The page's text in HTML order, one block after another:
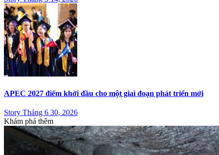
APEC 2027 điểm khởi đầu cho một giai đoạn phát triển mới
Story Tháng 6 30, 2026
Khám phá thêm